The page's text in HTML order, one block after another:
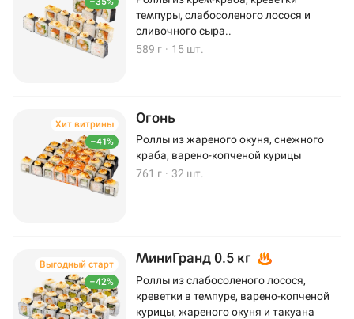
темпуры, слабосоленого лосося и
сливочного сыра..
589 г · 15 шт.
–41%
Хит витрины Огонь
Роллы из жареного окуня, снежного
краба, варено-копченой курицы
761 г · 32 шт.
–42%
Выгодный старт МиниГранд 0.5 кг
Роллы из слабосоленого лосося,
креветки в темпуре, варено-копченой
курицы, жареного окуня и такуана